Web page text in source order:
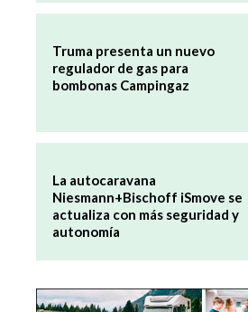
Truma presenta un nuevo
regulador de gas para
bombonas Campingaz
La autocaravana
Niesmann+Bischoff iSmove se
actualiza con más seguridad y
autonomía